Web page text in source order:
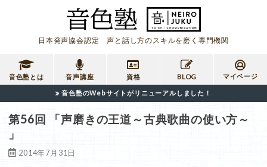
日本発声協会認定 声と話し方のスキルを磨く専門機関
音色塾とは 音声講座 資格 BLOG マイページ
音色塾のWebサイトがリニューアルしました！
第56回 「声磨きの王道～古典歌曲の使い方～
」
2014年7月31日